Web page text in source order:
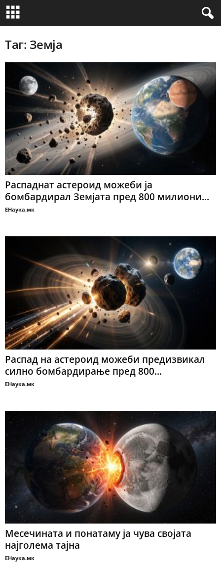
Таг: Земја
Распаднат астероид можеби ја
бомбардирал Земјата пред 800 милиони...
ЕНаука.мк
Распад на астероид можеби предизвикал
силно бомбардирање пред 800...
ЕНаука.мк
Месечината и понатаму ја чува својата
најголема тајна
ЕНаука.мк